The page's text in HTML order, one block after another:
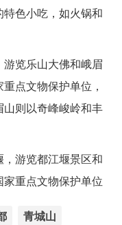
色小吃，如火锅和
览乐山大佛和峨眉
点文物保护单位，
则以奇峰峻岭和丰
游览都江堰景区和
重点文物保护单位
青城山